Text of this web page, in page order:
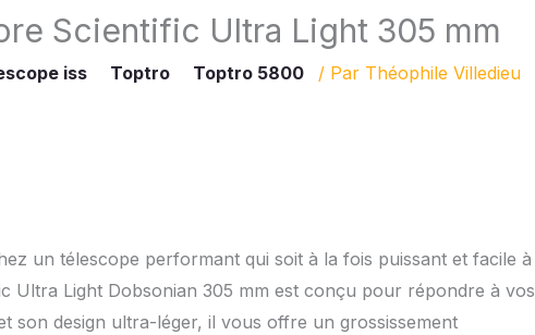
Scientific Ultra Light 305 mm
iss Toptro Toptro 5800 / Par Théophile Villedieu
un télescope performant qui soit à la fois puissant et facile à
Ultra Light Dobsonian 305 mm est conçu pour répondre à vos
son design ultra-léger, il vous offre un grossissement